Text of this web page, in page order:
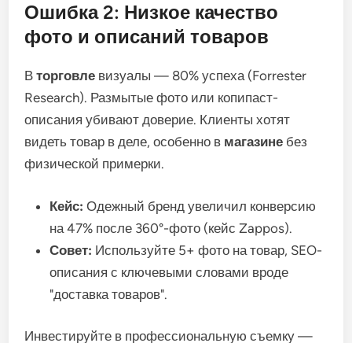
Ошибка 2: Низкое качество
фото и описаний товаров
Вторговле визуалы — 80% успеха (Forrester
Research). Размытые фото или копипаст-
описания убивают доверие. Клиенты хотят
видеть товар в деле, особенно в магазине без
физической примерки.
Кейс: Одежный бренд увеличил конверсию
на 47% после 360°-фото (кейс Zappos).
Совет: Используйте 5+ фото на товар, SEO-
описания с ключевыми словами вроде
"доставка товаров".
Инвестируйте в профессиональную съемку —